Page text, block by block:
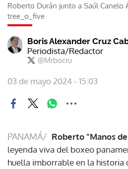
Roberto Durán junto a Saúl Canelo
tree_o_five
Boris Alexander Cruz
Periodista/Redactor
@Mrbocru
03 de mayo 2024 - 15:03
PANAMÁ/ Roberto "Manos
leyenda viva del boxeo
huella imborrable en la historia